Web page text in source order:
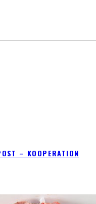
– KOOPERATION